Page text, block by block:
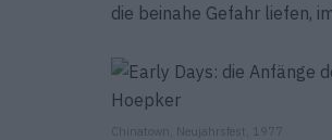
die beinahe Gefahr liefen,
Chinatown, Neujahrsfest, 1977